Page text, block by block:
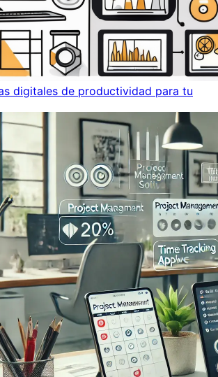
digitales de productividad para tu